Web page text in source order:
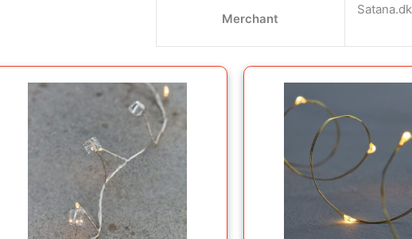
Merchant
Satana.dk